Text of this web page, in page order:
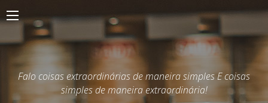
Falo coisas extraordinárias de maneira simples E coisas
simples de maneira extraordinária!